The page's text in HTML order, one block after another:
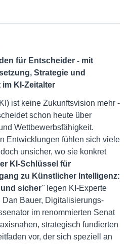
für Entscheider - mit
Strategie und
KI-Zeitalter
ist keine Zukunftsvision mehr -
schon heute über
Wettbewerbsfähigkeit.
Entwicklungen fühlen sich viele
unsicher, wo sie konkret
KI-Schlüssel für
zu Künstlicher Intelligenz:
sicher"legen KI-Experte
Bauer, Digitalisierungs-
im renommierten Senat
strategisch fundierten
vor, der sich speziell an